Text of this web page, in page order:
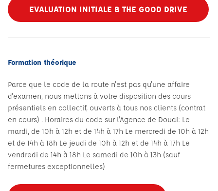
EVALUATION INITIALE B THE GOOD DRIVE
Formation théorique
Parce que le code de la route n'est pas qu'une affaire
d'examen, nous mettons à votre disposition des cours
présentiels en collectif, ouverts à tous nos clients (contrat
en cours) . Horaires du code sur l'Agence de Douai: Le
mardi, de 10h à 12h et de 14h à 17h Le mercredi de 10h à 12h
et de 14h à 18h Le jeudi de 10h à 12h et de 14h à 17h Le
vendredi de 14h à 18h Le samedi de 10h à 13h (sauf
fermetures exceptionnelles)